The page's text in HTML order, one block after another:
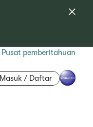
Pusat pemberitahuan
Masuk / Daftar